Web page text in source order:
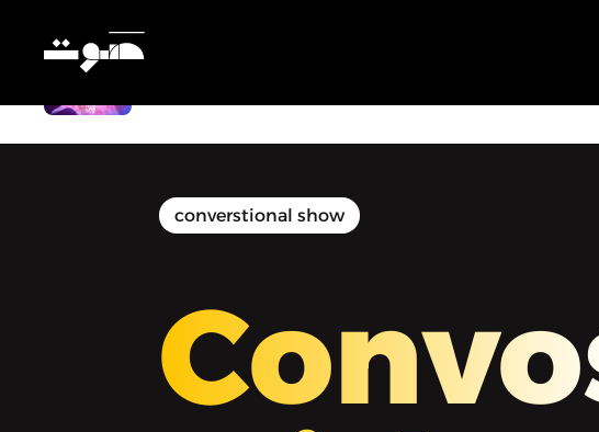
دردشة بدون فلتر - الأخطاء الشائعة لل
converstional show